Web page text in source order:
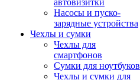
автовизитки
Насосы и пуско-
зарядные устройства
Чехлы и сумки
Чехлы для
смартфонов
Сумки для ноутбуков
Чехлы и сумки для